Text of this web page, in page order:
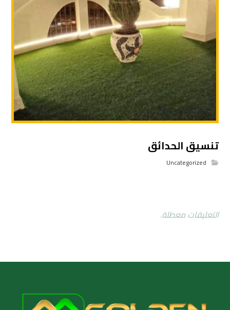
تنسيق الحدائق
Uncategorized
التعليقات معطلة.